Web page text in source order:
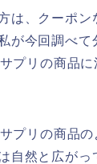
は、クーポン
が今回調べて
プリの商品に
プリの商品
自然と広がっ